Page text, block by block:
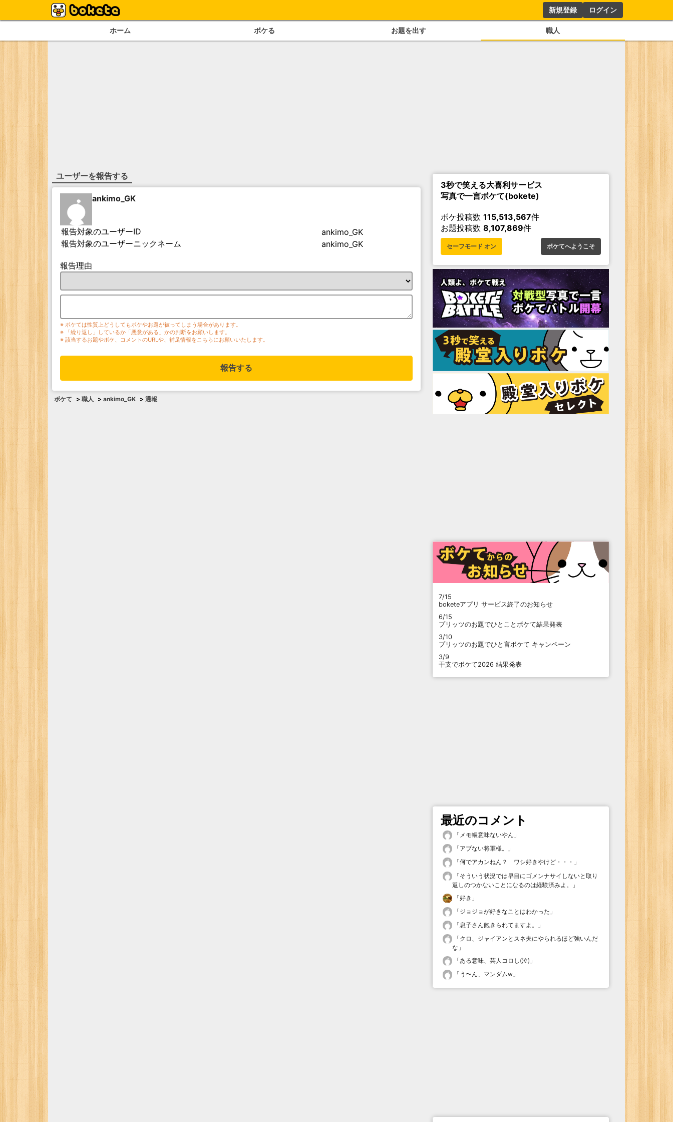
新規登録 ログイン
ホーム ボケる お題を出す 職人
ユーザーを報告する
ankimo_GK
報告対象のユーザーID
ankimo_GK
報告対象のユーザーニックネーム
ankimo_GK
報告理由
※ ボケては性質上どうしてもボケやお題が被ってしまう場合があります。
※ 「繰り返し」しているか「悪意がある」かの判断をお願いします。
※ 該当するお題やボケ、コメントのURLや、補足情報をこちらにお願いいたします。
報告する
ボケて > 職人 > ankimo_GK > 通報
3秒で笑える大喜利サービス
写真で一言ボケて(bokete)
ボケ投稿数 115,513,567件
お題投稿数 8,107,869件
セーフモード オン ボケてへようこそ
7/15
boketeアプリ サービス終了のお知らせ
6/15
プリッツのお題でひとことボケて結果発表
3/10
プリッツのお題でひと言ボケて キャンペーン
3/9
干支でボケて2026 結果発表
最近のコメント
「 メモ帳意味ないやん 」
「アブない将軍様。
」
「何でアカンねん？ ワシ好きやけど・・・ 」
「そういう状況では早目にゴメンナサイしないと取り
返しのつかないことになるのは経験済みよ。
」
「好き 」
「ジョジョが好きなことはわかった 」
「息子さん飽きられてますよ。
」
「クロ、ジャイアンとスネ夫にやられるほど強いんだ
な 」
「ある意味、芸人コロし(泣) 」
「 う〜ん、マンダムw 」